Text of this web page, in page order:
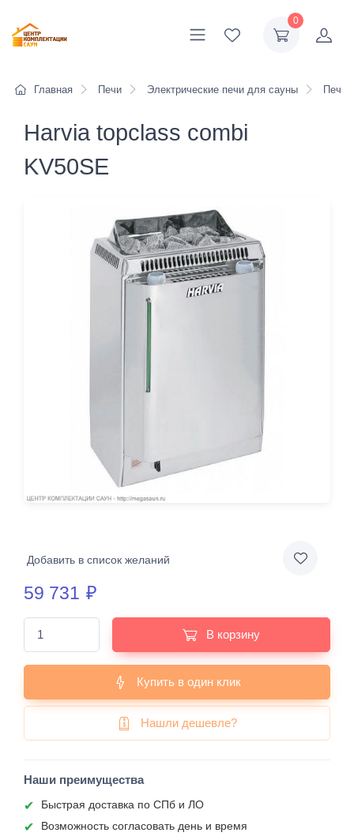
0
Главная Печи Электрические печи для сауны Печи
Harvia topclass combi
KV50SE
Добавить в список желаний
59 731 ₽
В корзину
Купить в один клик
Нашли дешевле?
Наши преимущества
Быстрая доставка по СПб и ЛО
Возможность согласовать день и время